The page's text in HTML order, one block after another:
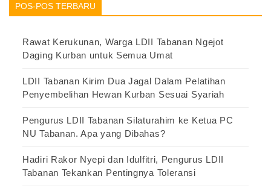
POS-POS TERBARU
Rawat Kerukunan, Warga LDII Tabanan Ngejot
Daging Kurban untuk Semua Umat
LDII Tabanan Kirim Dua Jagal Dalam Pelatihan
Penyembelihan Hewan Kurban Sesuai Syariah
Pengurus LDII Tabanan Silaturahim ke Ketua PC
NU Tabanan. Apa yang Dibahas?
Hadiri Rakor Nyepi dan Idulfitri, Pengurus LDII
Tabanan Tekankan Pentingnya Toleransi